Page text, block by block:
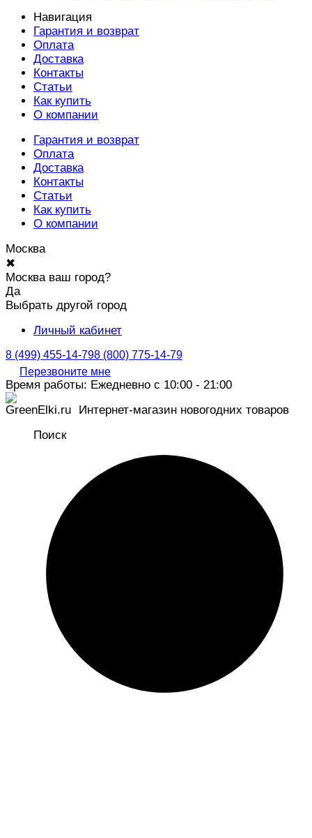
Навигация
Гарантия и возврат
Оплата
Доставка
Контакты
Статьи
Как купить
О компании
Гарантия и возврат
Оплата
Доставка
Контакты
Статьи
Как купить
О компании
Москва
✖
Москва ваш город?
Да
Выбрать другой город
Личный кабинет
8 (499) 455-14-798 (800) 775-14-79
Перезвоните мне
Время работы: Ежедневно с 10:00 - 21:00
Интернет-магазин новогодних товаров
Поиск